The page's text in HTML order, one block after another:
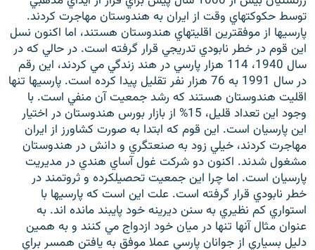
زبان‌های دیگر
توسط حکوکتهاي وقت از ايران به هندوستان مهاجرت کردند.
پارسيها از موفقترين اقليتهاي هندوستان هستند، اما اکنون نسل
اين قوم در خطر نابودي تدريجي قرار گرفته است. در حالي که در
سال 1940، 114 هزار پارسي در هند زندگي مي کردند، اين رقم
در سال 1991 به 76 هزار نفر تقليل پيدا کرده است. پارسيها تنها
اقليت هندوستان هستند که رشد جمعيت آن منفي است. با
وجود اين تعداد قليل، 15% از بازار بورس هندوستان در اختيار
اين پارسيان است. اين قوم که ابتدا به صورت کشاورز از ايران
مهاجرت کردند، خيلي زود به صنعتگري و دانش در هندوستان
مشغول شدند. اکنون دو شرکت غول آساي هندي در مديريت
پارسيان است. اما چرا اين جمعيت تحصيلکرده و ثروتمند در
خطر نابودي قرار گرفته است. علت اين است که پارسيها با
استواري کم نظيري به سنن ديرينه خود پايبند مانده اند. به
عنوان مثال آنها تنها در ميان خود ازدواج مي کنند و به همين
دليل بسياري از جوانان پارسي عملا موفق به يافتن همسر براي